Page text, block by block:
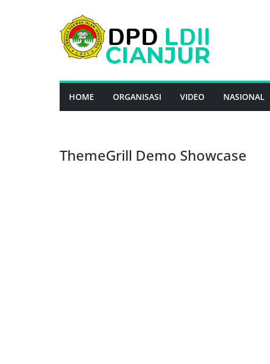
HOME ORGANISASI VIDEO NASIONAL
ThemeGrill Demo Showcase